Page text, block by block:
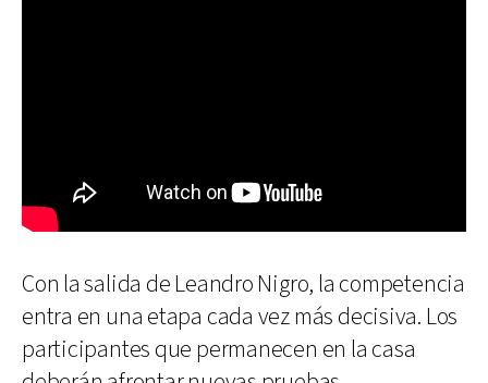
Con la salida de Leandro Nigro, la competencia
entra en una etapa cada vez más decisiva. Los
participantes que permanecen en la casa